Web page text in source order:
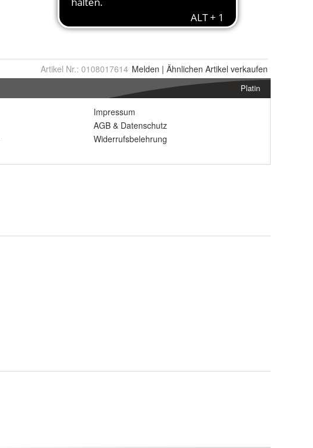
Artikel Nr.: 0108017614 Melden | Ähnlichen Artikel verkaufen
Platin
Impressum
AGB & Datenschutz
Widerrufsbelehrung